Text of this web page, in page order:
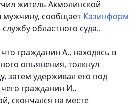
житель Акмолинской
мужчину, сообщает Казинформ
областного суда..
гражданин А., находясь в
опьянения, толкнул
затем удерживал его под
гражданин И.,
скончался на месте